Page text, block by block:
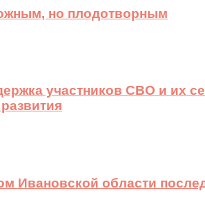
но плодотворным
участников СВО и их
Ивановской области